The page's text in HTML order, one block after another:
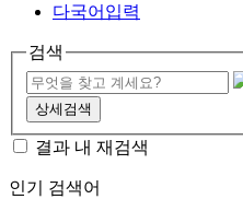
다국어입력
검색
상세검색
결과 내 재검색
인기 검색어